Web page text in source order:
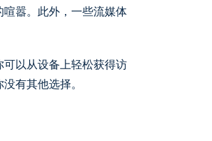
嚣。此外，一些流媒体
以从设备上轻松获得访
有其他选择。